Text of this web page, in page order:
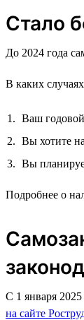
Стало
До 2024 года
В каких
Ваш
Вы хотите
Вы
Подробнее о
С 1 января 2025
на сайте